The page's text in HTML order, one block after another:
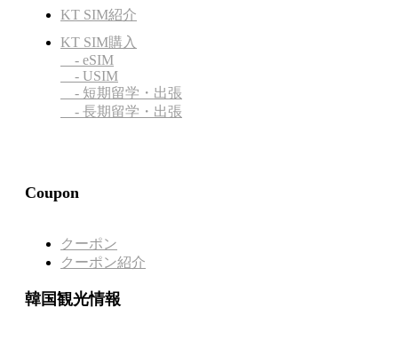
KT SIM紹介
KT SIM購入
- eSIM
- USIM
- 短期留学・出張
- 長期留学・出張
Coupon
クーポン
クーポン紹介
韓国観光情報